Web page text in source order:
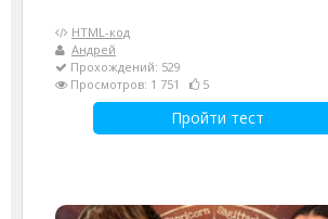
HTML-код
Андрей
Прохождений: 529
Просмотров: 1 751
5
Пройти тест